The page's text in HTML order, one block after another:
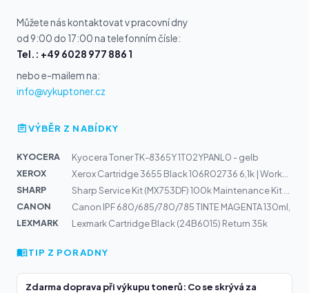
Můžete nás kontaktovat v pracovní dny
od 9:00 do 17:00 na telefonním čísle:
Tel.: +49 6028 977 886 1
nebo e-mailem na:
info@vykuptoner.cz
VÝBĚR Z NABÍDKY
KYOCERA
Kyocera Toner TK-8365Y 1T02YPANL0 - gelb
XEROX
SHARP
CANON
Canon IPF 680/685/780/785 TINTE MAGENTA 130ml,
LEXMARK
Lexmark Cartridge Black (24B6015) Return 35k
TIP Z PORADNY
Zdarma doprava při výkupu tonerů: Co se skrývá za